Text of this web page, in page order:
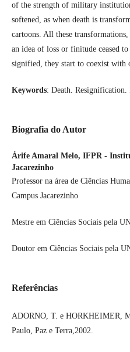
of the strength of military
softened, as when death is
cartoons. All these
an idea of loss or finitude ceased
signified, they start to coexist with
Keywords: Death. Resignification.
Biografia do Autor
Árife Amaral Melo, IFPR -
Jacarezinho
Professor na área de Ciências
Campus Jacarezinho
Mestre em Ciências Sociais pela
Doutor em Ciências Sociais pela
Referências
ADORNO, T. e HORKHEIMER,
Paulo, Paz e Terra,2002.